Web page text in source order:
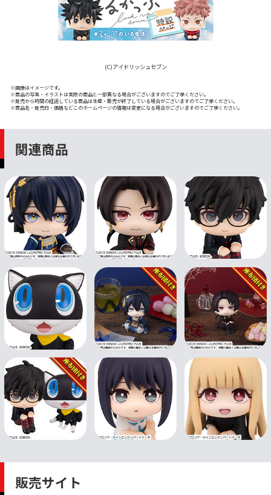
(C)アイドリッシュセブン
※画像はイメージです。
※商品の写真・イラストは実際の商品と一部異なる場合がございますのでご了承ください。
※発売から時間の経過している商品は生産・販売が終了している場合がございますのでご了承ください。
※商品名・発売日・価格などこのホームページの情報は変更になる場合がございますのでご了承ください。
関連商品
販売サイト